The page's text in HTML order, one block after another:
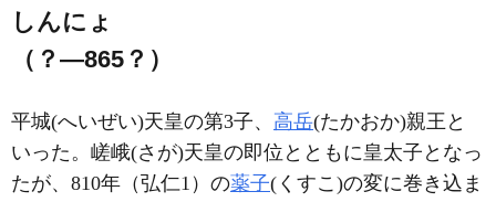
しんにょ
（？―865？）
平城(へいぜい)天皇の第3子、 高岳(たかおか)親王と
いった。嵯峨(さが)天皇の即位とともに皇太子となっ
たが、810年（弘仁1）の薬子(くすこ)の変に巻き込ま